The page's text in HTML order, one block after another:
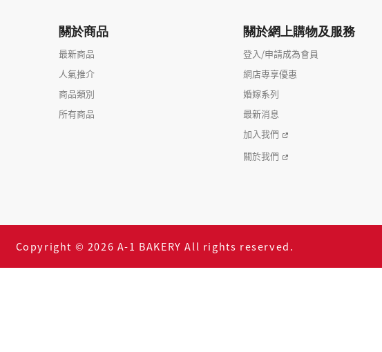
關於商品
最新商品
人氣推介
商品類別
所有商品
關於網上購物及服務
登入/申請成為會員
網店專享優惠
婚嫁系列
最新消息
加入我們
關於我們
Copyright © 2026 A-1 BAKERY All rights reserved.